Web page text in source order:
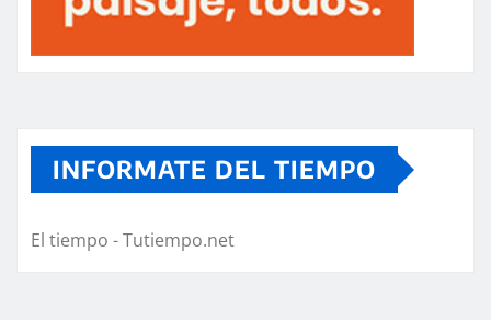
INFORMATE DEL TIEMPO
El tiempo - Tutiempo.net